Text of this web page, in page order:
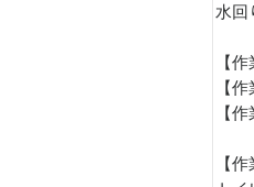
水回
【
【
【
【